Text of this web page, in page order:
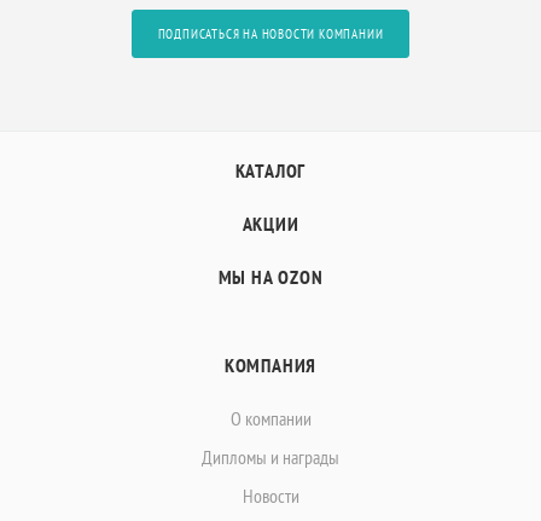
ПОДПИСАТЬСЯ НА НОВОСТИ КОМПАНИИ
КАТАЛОГ
АКЦИИ
МЫ НА OZON
КОМПАНИЯ
О компании
Дипломы и награды
Новости